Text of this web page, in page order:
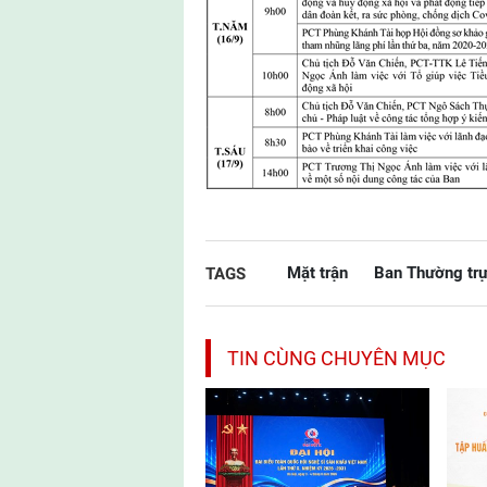
TAGS Mặt trận Ban Thường
TIN CÙNG CHUYÊN MỤC